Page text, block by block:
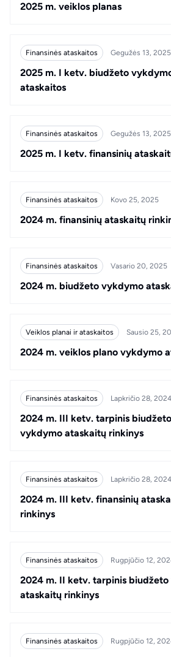
2025 m. veiklos planas
Finansinės ataskaitos Gegužės 13, 2025
2025 m. I ketv. biudžeto
ataskaitos
Finansinės ataskaitos Gegužės 13, 2025
2025 m. I ketv. finansinių
Finansinės ataskaitos Kovo 25, 2025
2024 m. finansinių ataskaitų
Finansinės ataskaitos Vasario 20, 2025
2024 m. biudžeto vykdymo
Veiklos planai ir ataskaitos Sausio 25,
2024 m. veiklos plano vykdymo
Finansinės ataskaitos Lapkričio 28, 2024
2024 m. III ketv. tarpinis biudžeto
vykdymo ataskaitų rinkinys
Finansinės ataskaitos Lapkričio 28, 2024
2024 m. III ketv. finansinių
rinkinys
Finansinės ataskaitos Rugpjūčio 12,
2024 m. II ketv. tarpinis
ataskaitų rinkinys
Finansinės ataskaitos Rugpjūčio 12,